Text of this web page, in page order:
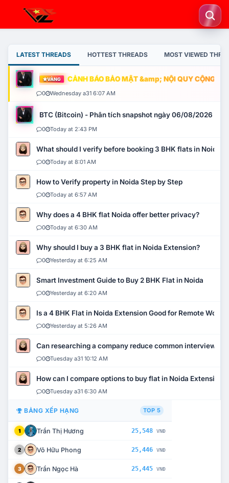
LATEST THREADS HOTTEST THREADS MOST VIEWED
VÀNG CẢNH BÁO BẢO MẬT &amp; NỘI QUY CỘNG
0 Wednesday a31 6:07 AM
BTC (Bitcoin) - Phân tích snapshot ngày 06/08/2026
0 Today at 2:43 PM
What should I verify before booking 3 BHK flats in Noida?
0 Today at 8:01 AM
How to Verify property in Noida Step by Step
0 Today at 6:57 AM
Why does a 4 BHK flat Noida offer better privacy?
0 Today at 6:30 AM
Why should I buy a 3 BHK flat in Noida Extension?
0 Yesterday at 6:25 AM
Smart Investment Guide to Buy 2 BHK Flat in Noida
0 Yesterday at 6:20 AM
Is a 4 BHK Flat in Noida Extension Good for Remote Work?
0 Yesterday at 5:26 AM
Can researching a company reduce common interview
0 Tuesday a31 10:12 AM
How can I compare options to buy flat in Noida Extension?
0 Tuesday a31 6:30 AM
BẢNG XẾP HẠNG TOP 5
1 Trần Thị Hương 25,548 VNĐ
2 Võ Hữu Phong 25,446 VNĐ
3 Trần Ngọc Hà 25,445 VNĐ